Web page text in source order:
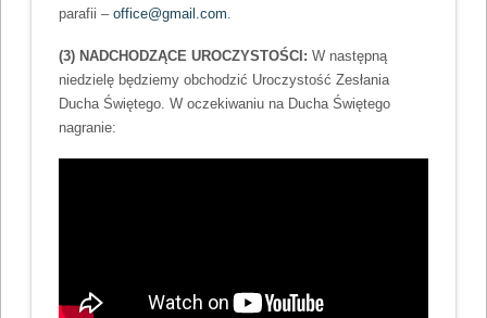
parafii – office@gmail.com.
(3) NADCHODZĄCE UROCZYSTOŚCI: W następną
niedzielę będziemy obchodzić Uroczystość Zesłania
Ducha Świętego. W oczekiwaniu na Ducha Świętego
nagranie: